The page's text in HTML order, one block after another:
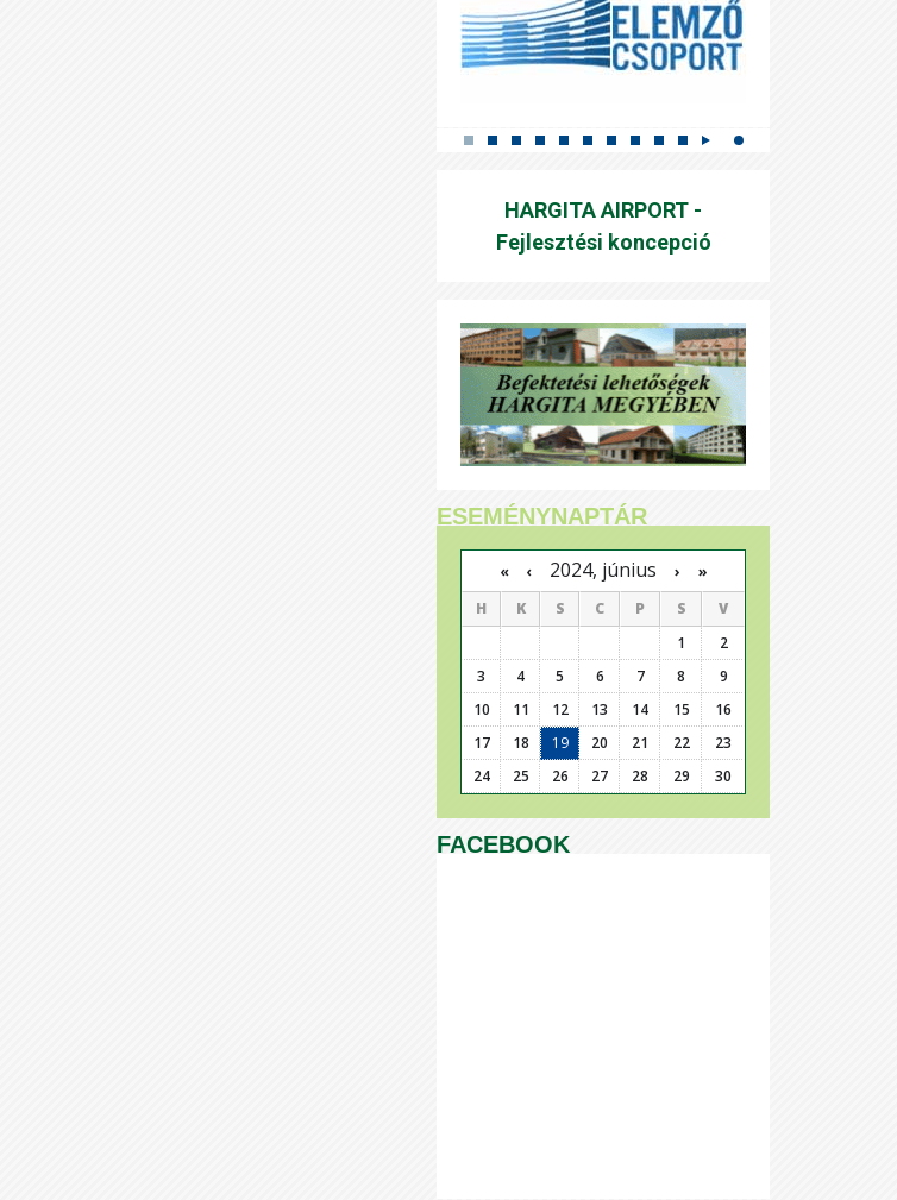
HARGITA AIRPORT -
Fejlesztési koncepció
ESEMÉNYNAPTÁR
« ‹ 2024, június › »
H K S C P S
V
1
2
3
4 5 6 7 8
9
10
11 12 13 14 15
16
17
18 19 20 21 22
23
24
25 26 27 28 29 30
FACEBOOK